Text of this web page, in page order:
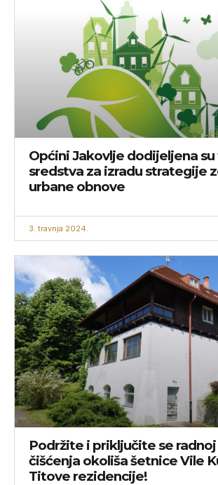
Općini Jakovlje dodijeljena
sredstva za izradu strategije
urbane obnove
3. travnja 2024.
Podržite i priključite se
čišćenja okoliša šetnice Vile
Titove rezidencije!